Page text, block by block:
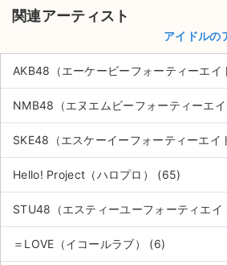
演劇・ミュージカル
ご利用ガイド
ご利用ガイド
手数料・お支払い方法
AIに質問する
よくある質問
お知らせ
関連アーティスト
アイドルの
AKB48（エーケービーフォーティーエイ
NMB48（エヌエムビーフォーティーエ
SKE48（エスケーイーフォーティーエイ
Hello! Project（ハロプロ） (65)
STU48（エスティーユーフォーティエ
＝LOVE（イコールラブ） (6)